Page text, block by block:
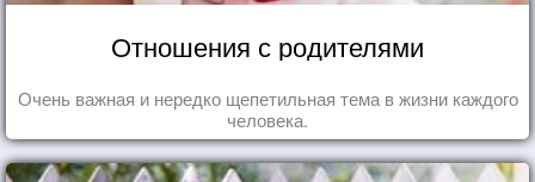
Отношения с родителями
Очень важная и нередко щепетильная тема в жизни каждого
человека.